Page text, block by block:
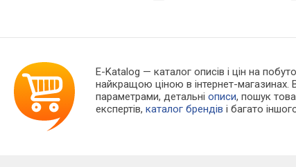
E-Katalog — каталог описів і цін на
найкращою ціною в інтернет-
параметрами, детальніописи, пошук
експертів,каталог брендів і багато